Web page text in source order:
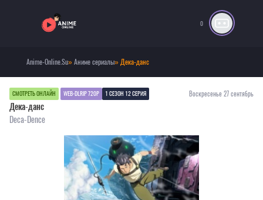
0
Anime-Online.Su»Аниме сериалы» Дека-данс
СМОТРЕТЬ ОНЛАЙН WEB-DLRIP 720P 1 СЕЗОН 12 СЕРИЯ Воскресенье 27 сентябрь
Дека-данс
Deca-Dence